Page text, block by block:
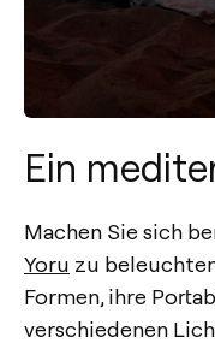
Ein
Machen Sie sich
Yoru zu
Formen, ihre
verschiedenen